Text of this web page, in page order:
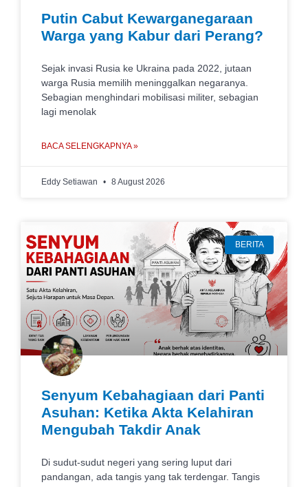
Putin Cabut Kewarganegaraan
Warga yang Kabur dari Perang?
Sejak invasi Rusia ke Ukraina pada 2022, jutaan
warga Rusia memilih meninggalkan negaranya.
Sebagian menghindari mobilisasi militer, sebagian
lagi menolak
BACA SELENGKAPNYA »
Eddy Setiawan 8 August 2026
BERITA
Senyum Kebahagiaan dari Panti
Asuhan: Ketika Akta Kelahiran
Mengubah Takdir Anak
Di sudut-sudut negeri yang sering luput dari
pandangan, ada tangis yang tak terdengar. Tangis